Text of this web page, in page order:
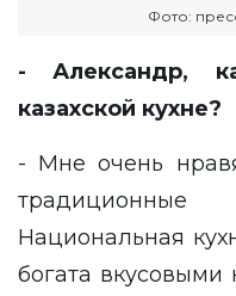
Фото:
- Александр,
казахской кухне?
- Мне очень
Национальная
богата